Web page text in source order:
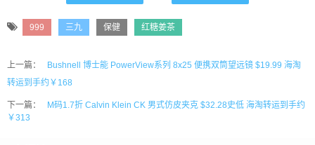
999 三九 保健 红糖姜茶
上一篇：
Bushnell 博士能 PowerView系列 8x25 便携双筒望远镜 $19.99 海淘
转运到手约￥168
下一篇：
M码1.7折 Calvin Klein CK 男式仿皮夹克 $32.28史低 海淘转运到手约
￥313